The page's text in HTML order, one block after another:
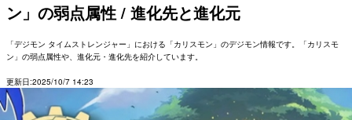
ン」の弱点属性 / 進化先と進化元
「デジモン タイムストレンジャー」における「カリスモン」のデジモン情報です。「カリスモ
ン」の弱点属性や、進化元・進化先を紹介しています。
更新日:2025/10/7 14:23